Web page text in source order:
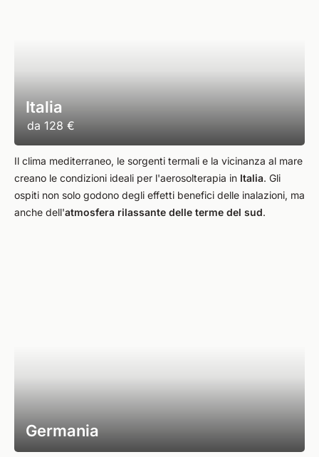
Italia
da 128 €
Il clima mediterraneo, le sorgenti termali e la vicinanza al mare
creano le condizioni ideali per l'aerosolterapia in Italia. Gli
ospiti non solo godono degli effetti benefici delle inalazioni, ma
anche dell'atmosfera rilassante delle terme del sud.
Germania